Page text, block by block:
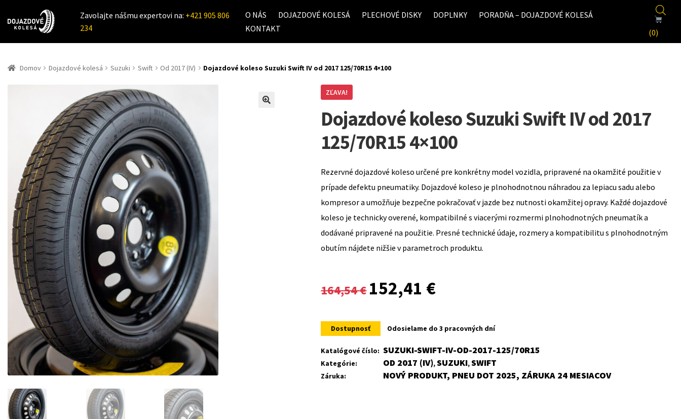
Zavolajte nášmu expertovi na: +421 905 806
234
O NÁS DOJAZDOVÉ KOLESÁ PLECHOVÉ DISKY DOPLNKY
PORADŇA – DOJAZDOVÉ KOLESÁ
KONTAKT
(0)
Domov Dojazdové kolesá Suzuki Swift Od 2017 (IV) Dojazdové koleso Suzuki Swift IV od 2017 125/70R15 4×100
ZĽAVA!
Dojazdové koleso Suzuki Swift IV od 2017
125/70R15 4×100
Rezervné dojazdové koleso určené pre konkrétny model vozidla, pripravené na okamžité použitie v
prípade defektu pneumatiky. Dojazdové koleso je plnohodnotnou náhradou za lepiacu sadu alebo
kompresor a umožňuje bezpečne pokračovať v jazde bez nutnosti okamžitej opravy. Každé dojazdové
koleso je technicky overené, kompatibilné s viacerými rozmermi plnohodnotných pneumatík a
dodávané pripravené na použitie. Presné technické údaje, rozmery a kompatibilitu s plnohodnotným
obutím nájdete nižšie v parametroch produktu.
164,54€
Original
was:
164,54 €.
152,41 €
is:
152,41 €.
Dostupnosť Odosielame do 3 pracovných dní
Katalógové číslo: SUZUKI-SWIFT-IV-OD-2017-125/70R15
Kategórie: OD 2017 (IV),SUZUKI,SWIFT
Záruka: NOVÝ PRODUKT, PNEU DOT 2025, ZÁRUKA 24 MESIACOV